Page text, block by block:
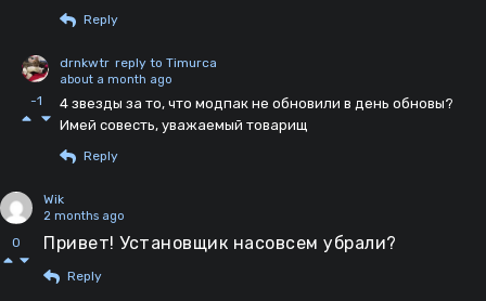
Reply
-1
drnkwtr reply to Timurca
about a month ago
4 звезды за то, что модпак не обновили в день обновы?
Имей совесть, уважаемый товарищ
Reply
0
Wik
2 months ago
Привет! Установщик насовсем убрали?
Reply